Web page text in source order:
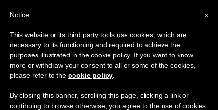
البابا فرنسيس
x
Notice
This website or its third party tools use cookies, which are
necessary to its functioning and required to achieve the
purposes illustrated in the cookie policy. If you want to know
more or withdraw your consent to all or some of the cookies,
please refer to the cookie policy
By closing this banner, scrolling this page, clicking a link or
continuing to browse otherwise, you agree to the use of cookies.